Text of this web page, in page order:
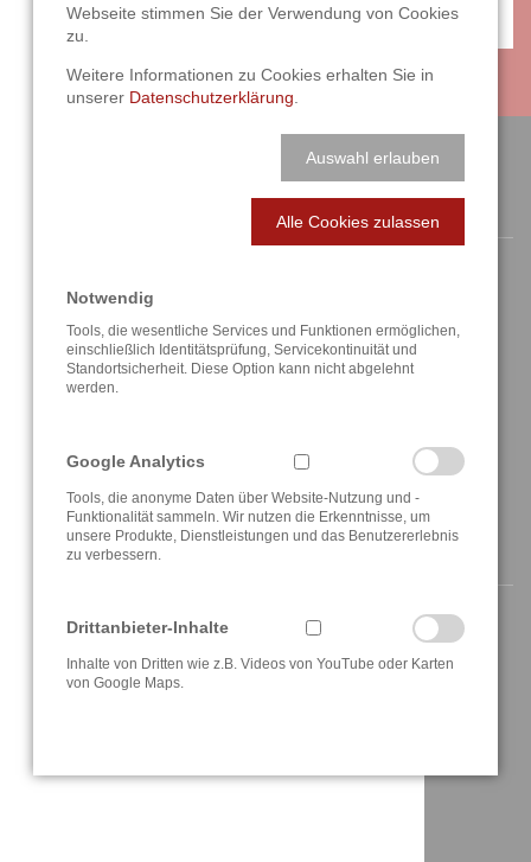
ANFAHRT / KONTAKT
Berghauser Str. 62
D-42859 Remscheid
info@a3t.de
NAVIGATION
Startseite
Aktuelles
Lösungen
Webseite stimmen Sie der Verwendung von Cookies
zu.
Weitere Informationen zu Cookies erhalten Sie in
unserer Datenschutzerklärung
Auswahl erlauben
Alle Cookies zulassen
Notwendig
Tools, die wesentliche Services und Funktionen ermöglichen,
einschließlich Identitätsprüfung, Servicekontinuität und
Standortsicherheit. Diese Option kann nicht abgelehnt
werden.
Google Analytics
Tools, die anonyme Daten über Website-Nutzung und -
Funktionalität sammeln. Wir nutzen die Erkenntnisse, um
unsere Produkte, Dienstleistungen und das Benutzererlebnis
zu verbessern.
Drittanbieter-Inhalte
Inhalte von Dritten wie z.B. Videos von YouTube oder Karten
von Google Maps.